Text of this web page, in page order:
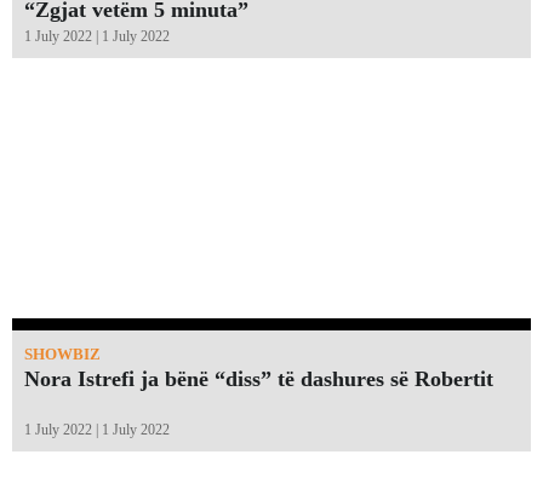
“Zgjat vetëm 5 minuta”￼
1 July 2022 | 1 July 2022
SHOWBIZ
Nora Istrefi ja bënë “diss” të dashures së Robertit
1 July 2022 | 1 July 2022